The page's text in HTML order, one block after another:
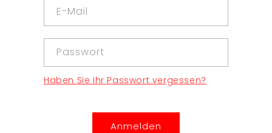
E-Mail
Passwort
Haben Sie Ihr Passwort vergessen?
Anmelden